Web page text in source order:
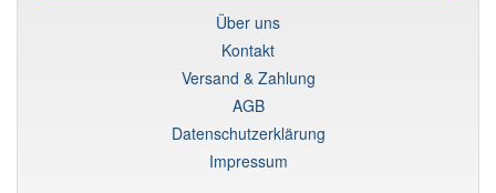
Über uns
Kontakt
Versand & Zahlung
AGB
Datenschutzerklärung
Impressum